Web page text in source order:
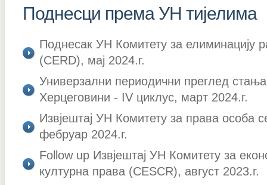
Поднесци према УН тијелима
Поднесак УН Комитету за елиминацију
(CERD), мај 2024.г.
Универзални периодични преглед
Херцеговини - IV циклус, март 2024.г.
Извјештај УН Комитету за права особа
фебруар 2024.г.
Follow up Извјештај УН Комитету за
културна права (CESCR), август 2023.г.